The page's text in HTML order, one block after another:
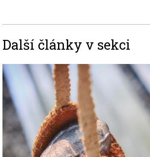
Další články v sekci
Image